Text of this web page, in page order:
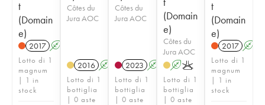
t
(Domain
e)
2017 A
Lotto di 1
magnum
| 1 in
stock
Côtes du
Jura AOC
2016 A K
Lotto di 1
bottiglia
| 0 aste
Côtes du
Jura AOC
2023 A K
Lotto di 1
bottiglia
| 0 aste
(Domain
e)
Côtes du
Jura AOC
AK
Lotto di 1
bottiglia
| 0 aste
t
(Domain
e)
2017 A
Lotto di 1
magnum
| 1 in
stock